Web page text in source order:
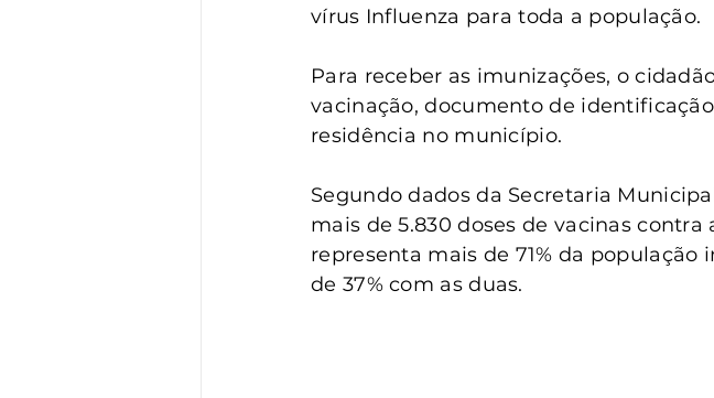
vírus Influenza para toda a população.
Para receber as imunizações, o
vacinação, documento de
residência no município.
Segundo dados da Secretaria
mais de 5.830 doses de vacinas
representa mais de 71% da
de 37% com as duas.